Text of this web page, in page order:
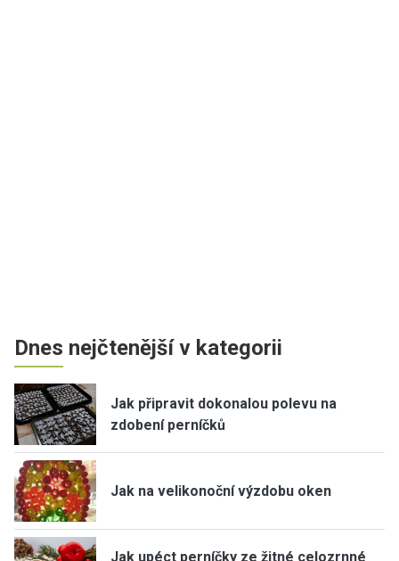
Dnes nejčtenější v kategorii
Jak připravit dokonalou polevu na
zdobení perníčků
Jak na velikonoční výzdobu oken
Jak upéct perníčky ze žitné celozrnné